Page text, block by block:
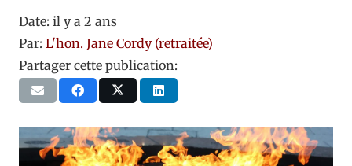
Date: il y a 2 ans
Par: L'hon. Jane Cordy (retraitée)
Partager cette publication: